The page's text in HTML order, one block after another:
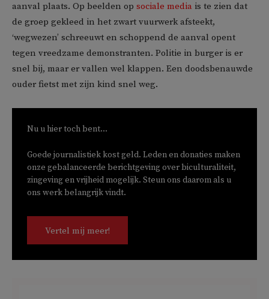
aanval plaats. Op beelden op sociale media is te zien dat
de groep gekleed in het zwart vuurwerk afsteekt,
‘wegwezen’ schreeuwt en schoppend de aanval opent
tegen vreedzame demonstranten. Politie in burger is er
snel bij, maar er vallen wel klappen. Een doodsbenauwde
ouder fietst met zijn kind snel weg.
Nu u hier toch bent...
Goede journalistiek kost geld. Leden en donaties maken
onze gebalanceerde berichtgeving over biculturaliteit,
zingeving en vrijheid mogelijk. Steun ons daarom als u
ons werk belangrijk vindt.
Vertel mij meer!